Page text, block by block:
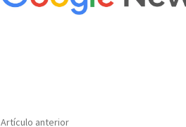
Artículo anterior